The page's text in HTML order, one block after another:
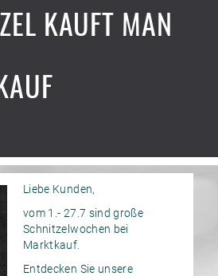
KAUFT MAN
Liebe Kunden,
vom 1.- 27.7 sind große
Schnitzelwochen bei
Marktkauf.
Entdecken Sie unsere